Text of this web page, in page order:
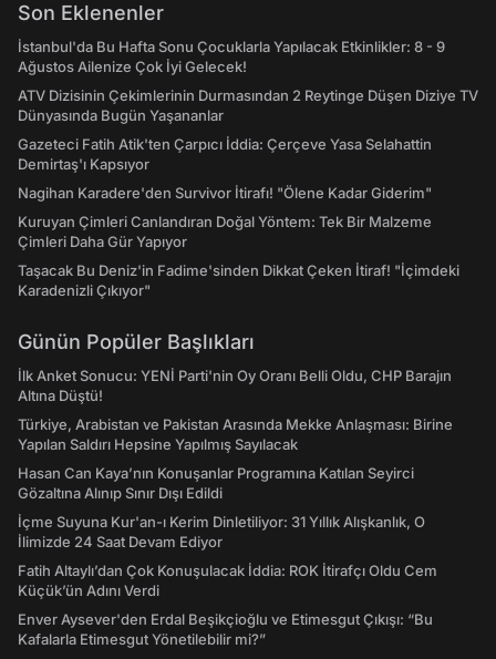
Son Eklenenler
İstanbul'da Bu Hafta Sonu Çocuklarla Yapılacak Etkinlikler: 8 - 9
Ağustos Ailenize Çok İyi Gelecek!
ATV Dizisinin Çekimlerinin Durmasından 2 Reytinge Düşen Diziye TV
Dünyasında Bugün Yaşananlar
Gazeteci Fatih Atik'ten Çarpıcı İddia: Çerçeve Yasa Selahattin
Demirtaş'ı Kapsıyor
Nagihan Karadere'den Survivor İtirafı! "Ölene Kadar Giderim"
Kuruyan Çimleri Canlandıran Doğal Yöntem: Tek Bir Malzeme
Çimleri Daha Gür Yapıyor
Taşacak Bu Deniz'in Fadime'sinden Dikkat Çeken İtiraf! "İçimdeki
Karadenizli Çıkıyor"
Günün Popüler Başlıkları
İlk Anket Sonucu: YENİ Parti'nin Oy Oranı Belli Oldu, CHP Barajın
Altına Düştü!
Türkiye, Arabistan ve Pakistan Arasında Mekke Anlaşması: Birine
Yapılan Saldırı Hepsine Yapılmış Sayılacak
Hasan Can Kaya’nın Konuşanlar Programına Katılan Seyirci
Gözaltına Alınıp Sınır Dışı Edildi
İçme Suyuna Kur'an-ı Kerim Dinletiliyor: 31 Yıllık Alışkanlık, O
İlimizde 24 Saat Devam Ediyor
Fatih Altaylı’dan Çok Konuşulacak İddia: ROK İtirafçı Oldu Cem
Küçük’ün Adını Verdi
Enver Aysever'den Erdal Beşikçioğlu ve Etimesgut Çıkışı: “Bu
Kafalarla Etimesgut Yönetilebilir mi?”